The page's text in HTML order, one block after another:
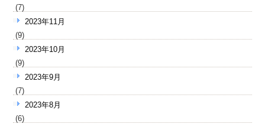
(7)
2023年11月
(9)
2023年10月
(9)
2023年9月
(7)
2023年8月
(6)